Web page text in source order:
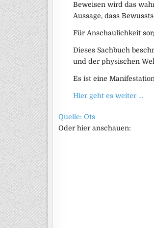
Beweisen wird das
Aussage, dass
Für Anschaulichkeit
Dieses Sachbuch
und der physischen
Es ist eine
Hier geht es weiter …
Quelle: Ots
Oder hier anschauen: